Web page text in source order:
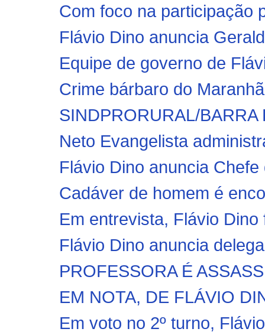
Com foco na participação
Flávio Dino anuncia
Equipe de governo de
Crime bárbaro do
SINDPRORURAL/
Neto Evangelista
Flávio Dino anuncia
Cadáver de homem é
Em entrevista, Flávio
Flávio Dino anuncia
PROFESSORA É
EM NOTA, DE FLÁVIO
Em voto no 2º turno,